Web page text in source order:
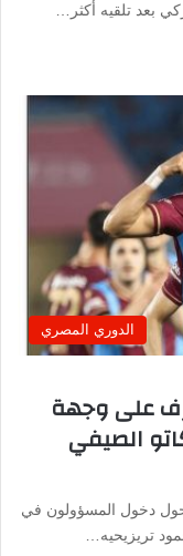
بعد تلقيه أكثر…
الدوري المصري
على وجهة
الصيفي
حول دخول المسؤولون في
تريزيحيه…